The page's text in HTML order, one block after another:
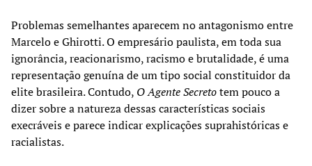
Problemas semelhantes aparecem no antagonismo entre
Marcelo e Ghirotti. O empresário paulista, em toda sua
ignorância, reacionarismo, racismo e brutalidade, é uma
representação genuína de um tipo social constituidor da
elite brasileira. Contudo, O Agente Secretotem pouco a
dizer sobre a natureza dessas características sociais
execráveis e parece indicar explicações suprahistóricas e
racialistas.